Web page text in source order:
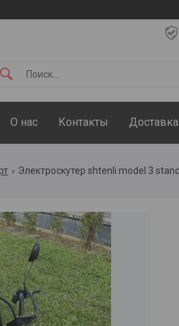
О нас Контакты
Электроскутер shtenli model 3